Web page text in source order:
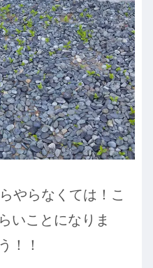
やらなくては！こ
いことになりま
！！